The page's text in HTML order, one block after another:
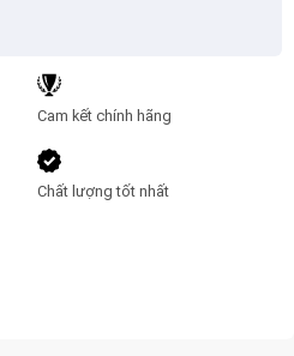
Cam kết chính hãng
Chất lượng tốt nhất